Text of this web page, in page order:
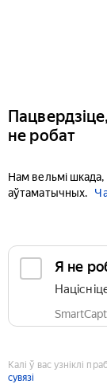
не робат
Нам вельмі
аўтаматычных.
Я не
Калі ў вас узніклі
сувязі